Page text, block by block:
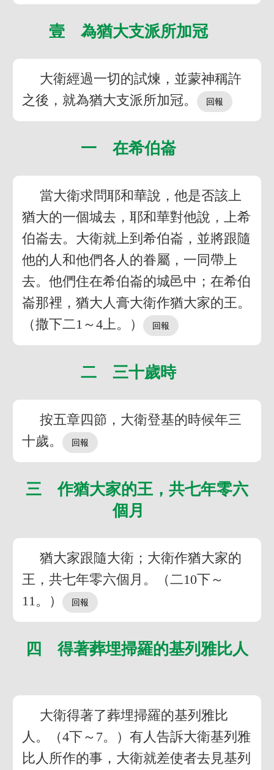
壹 為猶大支派所加冠
大衛經過一切的試煉，並蒙神稱許
之後，就為猶大支派所加冠。
一 在希伯崙
當大衛求問耶和華說，他是否該上
猶大的一個城去，耶和華對他說，上希
伯崙去。大衛就上到希伯崙，並將跟隨
他的人和他們各人的眷屬，一同帶上
去。他們住在希伯崙的城邑中；在希伯
崙那裡，猶大人膏大衛作猶大家的王。
（撒下二1～4上。）
二 三十歲時
按五章四節，大衛登基的時候年三
十歲。
三 作猶大家的王，共七年零六
個月
猶大家跟隨大衛；大衛作猶大家的
王，共七年零六個月。（二10下～
11。）
四 得著葬埋掃羅的基列雅比人
大衛得著了葬埋掃羅的基列雅比
人。（4下～7。）有人告訴大衛基列雅
比人所作的事，大衛就差使者去見基列